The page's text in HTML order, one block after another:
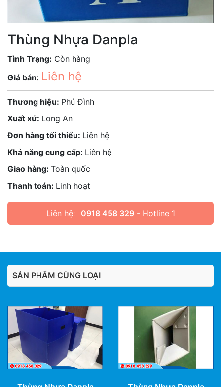
Thùng Nhựa Danpla
Tình Trạng: Còn hàng
Giá bán: Liên hệ
Thương hiệu: Phú Đình
Xuất xứ: Long An
Đơn hàng tối thiểu: Liên hệ
Khả năng cung cấp: Liên hệ
Giao hàng: Toàn quốc
Thanh toán: Linh hoạt
Liên hệ: 0918 458 329- Hotline 1
SẢN PHẨM CÙNG LOẠI